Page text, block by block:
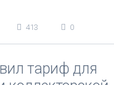
413 0
тариф для